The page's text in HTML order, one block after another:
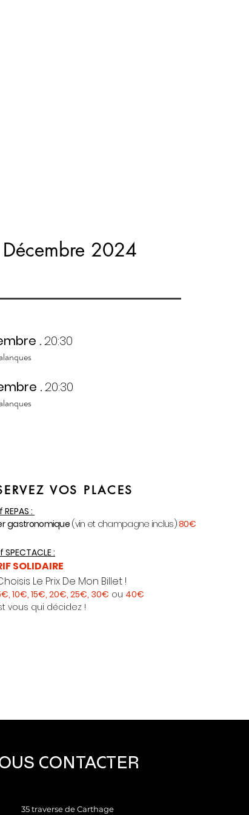
2024
.20:30
.20:30
VOS PLACES
:
gastronomique (vin et champagne inclus)80€
SPECTACLE :
SOLIDAIRE
Le Prix De Mon Billet !
10€, 15€, 20€, 25€, 30€ ou 40€
vous qui décidez !
CONTACTER
35 traverse de Carthage